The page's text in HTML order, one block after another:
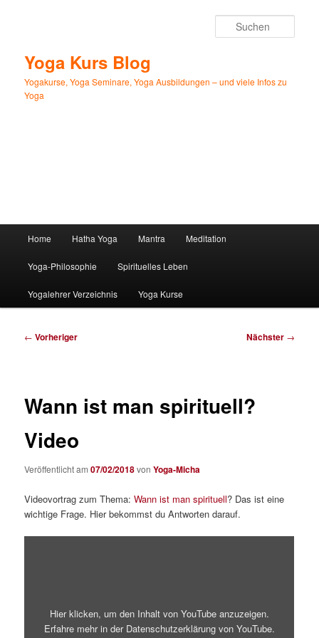
Yoga Kurs Blog
Yogakurse, Yoga Seminare, Yoga Ausbildungen – und viele Infos zu
Yoga
Home Hatha Yoga Mantra Meditation
Yoga-Philosophie Spirituelles Leben
Yogalehrer Verzeichnis Yoga Kurse
Beitragsnavigation
← Vorheriger Nächster →
Wann ist man spirituell?
Video
Veröffentlicht am07/02/2018vonYoga-Micha
Videovortrag zum Thema:Wann ist man spirituell? Das ist eine
wichtige Frage. Hier bekommst du Antworten darauf.
anzeigenHier klicken, um den Inhalt von YouTube anzuzeigen.
Erfahre mehr in der Datenschutzerklärung von YouTube.